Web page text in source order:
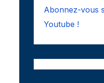
Abonnez-vous
Youtube !